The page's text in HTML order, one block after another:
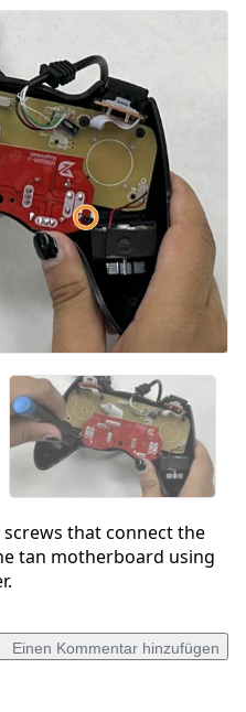
that connect the
tan motherboard using
Einen Kommentar hinzufügen